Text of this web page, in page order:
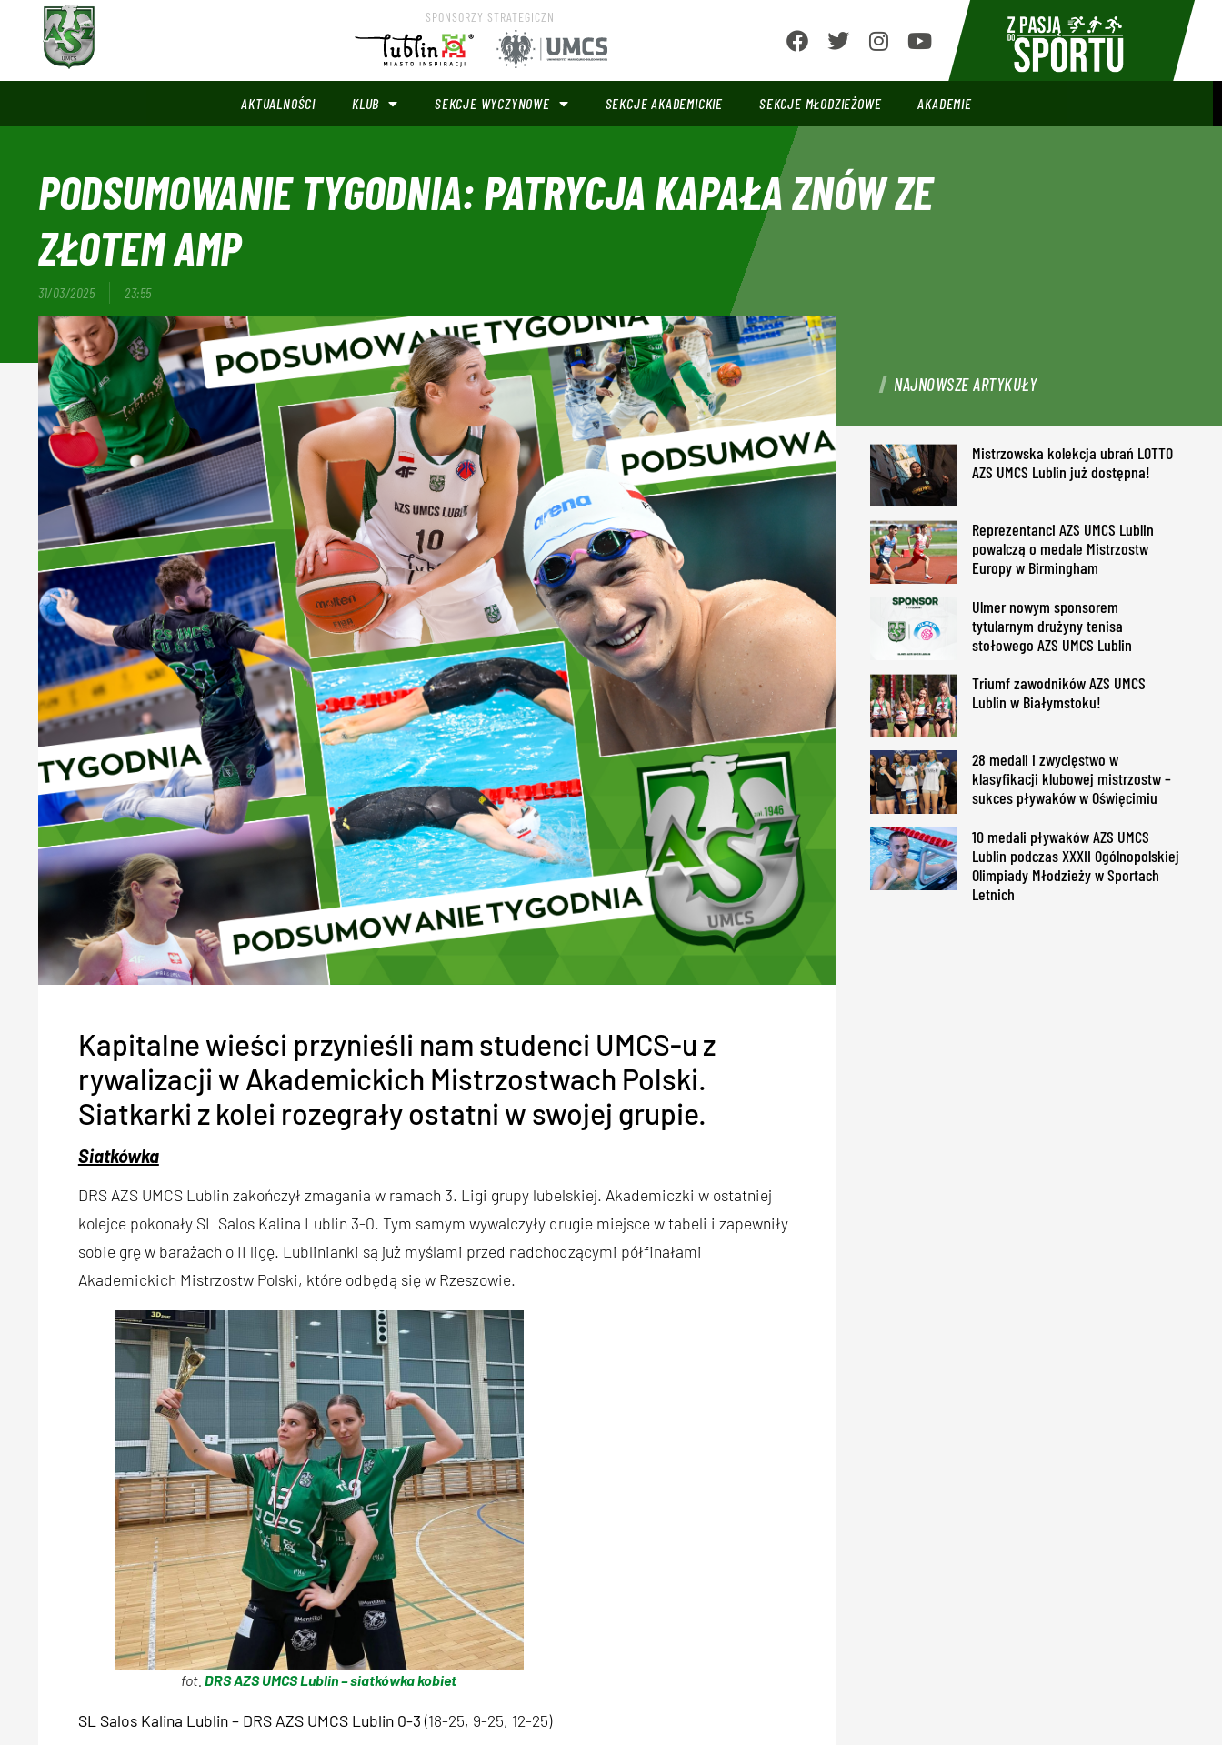
SPONSORZY STRATEGICZNI
AKTUALNOŚCI KLUB SEKCJE WYCZYNOWE SEKCJE AKADEMICKIE SEKCJE MŁODZIEŻOWE AKADEMIE
PODSUMOWANIE TYGODNIA: PATRYCJA KAPAŁA ZNÓW ZE
ZŁOTEM AMP
31/03/2025 23:55
Kapitalne wieści przynieśli nam studenci UMCS-u z
rywalizacji w Akademickich Mistrzostwach Polski.
Siatkarki z kolei rozegrały ostatni w swojej grupie.
Siatkówka
DRS AZS UMCS Lublin zakończył zmagania w ramach 3. Ligi grupy lubelskiej. Akademiczki w ostatniej
kolejce pokonały SL Salos Kalina Lublin 3-0. Tym samym wywalczyły drugie miejsce w tabeli i zapewniły
sobie grę w barażach o II ligę. Lublinianki są już myślami przed nadchodzącymi półfinałami
Akademickich Mistrzostw Polski, które odbędą się w Rzeszowie.
fot.DRS AZS UMCS Lublin – siatkówka kobiet
SL Salos Kalina Lublin – DRS AZS UMCS Lublin 0-3(18-25, 9-25, 12-25)
NAJNOWSZE ARTYKUŁY
Mistrzowska kolekcja ubrań LOTTO
AZS UMCS Lublin już dostępna!
Reprezentanci AZS UMCS Lublin
powalczą o medale Mistrzostw
Europy w Birmingham
Ulmer nowym sponsorem
tytularnym drużyny tenisa
stołowego AZS UMCS Lublin
Triumf zawodników AZS UMCS
Lublin w Białymstoku!
28 medali i zwycięstwo w
klasyfikacji klubowej mistrzostw –
sukces pływaków w Oświęcimiu
10 medali pływaków AZS UMCS
Lublin podczas XXXII Ogólnopolskiej
Olimpiady Młodzieży w Sportach
Letnich